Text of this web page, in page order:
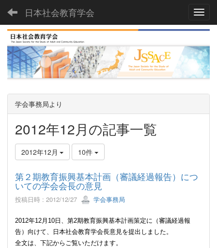
日本社会教育学会
学会事務局より
2012年12月の記事一覧
2012年12月 10件
第２期教育振興基本計画（審議経過報告）につ
いての学会会長の意見
投稿日時 : 2012/12/27 学会事務局
2012年12月 10 日、第2期教育振興基本計画策定に（審議経過報
告）向けて、日本社会教育学会長意見を提出しました。
全文は、下記からご覧いただけます。